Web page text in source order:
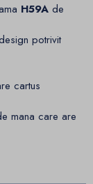
H59A de
potrivit
cartus
mana care are